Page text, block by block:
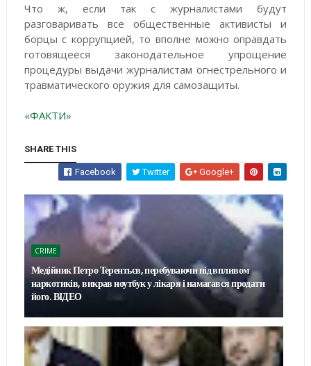
Что ж, если так с журналистами будут
разговаривать все общественные активисты и
борцы с коррупцией, то вполне можно оправдать
готовящееся законодательное упрощение
процедуры выдачи журналистам огнестрельного и
травматического оружия для самозащиты.
«ФАКТИ»
SHARE THIS
Facebook Twitter Google+
CRIME
Медійник Петро Терентьєв, перебуваючи під впливом
наркотиків, викрав ноутбук у лікаря і намагався продати
його. ВІДЕО